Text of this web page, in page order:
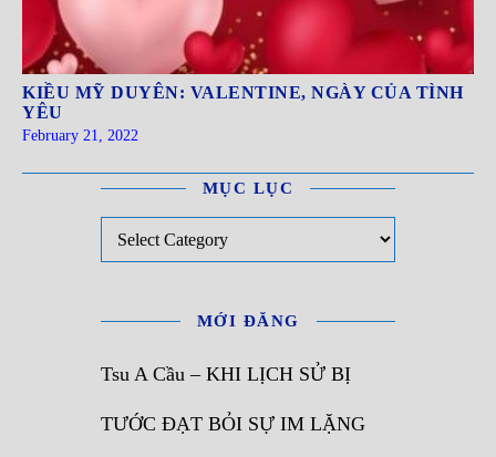
KIỀU MỸ DUYÊN: VALENTINE, NGÀY CỦA TÌNH
YÊU
February 21, 2022
MỤC LỤC
MỚI ĐĂNG
Tsu A Cầu – KHI LỊCH SỬ BỊ
TƯỚC ĐẠT BỎI SỰ IM LẶNG